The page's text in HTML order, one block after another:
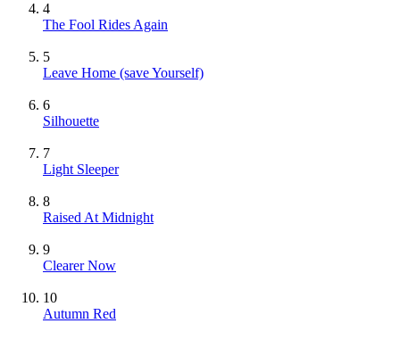
4
The Fool Rides Again
5
Leave Home (save Yourself)
6
Silhouette
7
Light Sleeper
8
Raised At Midnight
9
Clearer Now
10
Autumn Red